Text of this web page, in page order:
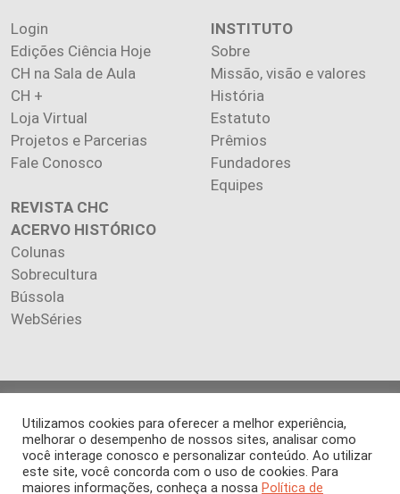
Login
Edições Ciência Hoje
CH na Sala de Aula
CH +
Loja Virtual
Projetos e Parcerias
Fale Conosco
INSTITUTO
Sobre
Missão, visão e valores
História
Estatuto
Prêmios
Fundadores
Equipes
REVISTA CHC
ACERVO HISTÓRICO
Colunas
Sobrecultura
Bússola
WebSéries
reservados.
Os artigos publicados na revista refletem exclusivamente a
opinião de seus autores.
É proibida a reprodução, integral ou parcial, do conteúdo (imagens
Utilizamos cookies para oferecer a melhor experiência,
melhorar o desempenho de nossos sites, analisar como
você interage conosco e personalizar conteúdo. Ao utilizar
este site, você concorda com o uso de cookies. Para
maiores informações, conheça a nossa Política de